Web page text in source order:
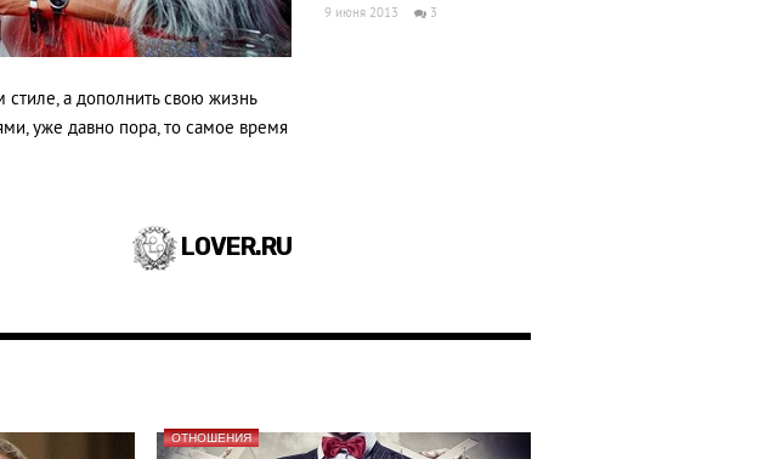
9 июня 2013 3
стиле, а дополнить свою жизнь
уже давно пора, то самое время
LOVER.RU
ОТНОШЕНИЯ